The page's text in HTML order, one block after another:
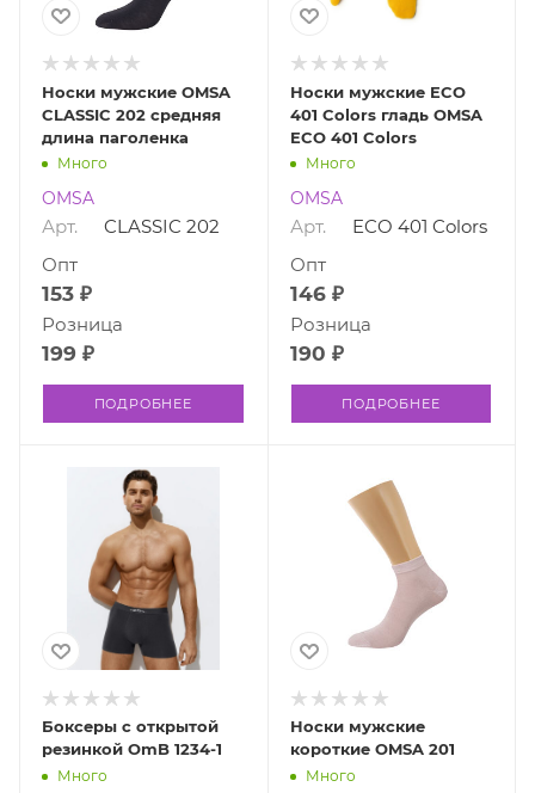
Носки мужские OMSA
CLASSIC 202 средняя
длина паголенка
Много
OMSA
Арт. CLASSIC 202
153 ₽
Опт
199 ₽
Розница
ПОДРОБНЕЕ
Носки мужские ECO
401 Colors гладь OMSA
ECO 401 Colors
Много
OMSA
Арт. ECO 401 Colors
146 ₽
Опт
190 ₽
Розница
ПОДРОБНЕЕ
Боксеры с открытой
резинкой OmB 1234-1
Много
Носки мужские
короткие OMSA 201
Много